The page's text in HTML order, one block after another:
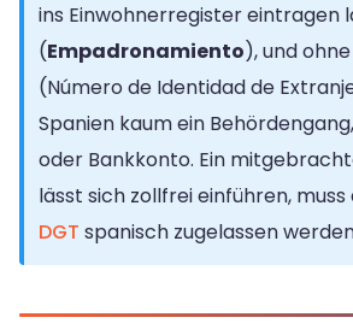
ins Einwohnerregister eintragen
(Empadronamiento), und ohne
(Número de Identidad de
Spanien kaum ein
oder Bankkonto. Ein
lässt sich zollfrei einführen,
DGT spanisch zugelassen